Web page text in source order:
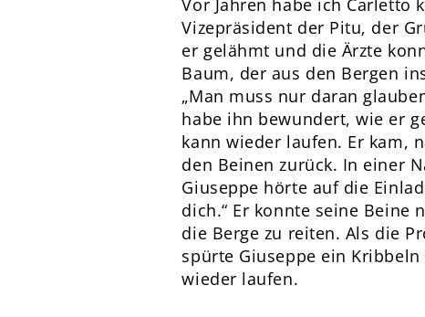
Vor Jahren habe ich Carletto
Vizepräsident der Pitu, der
er gelähmt und die Ärzte
Baum, der aus den Bergen
„Man muss nur daran
habe ihn bewundert, wie er
kann wieder laufen. Er kam,
den Beinen zurück. In einer
Giuseppe hörte auf die
dich.“ Er konnte seine Beine
die Berge zu reiten. Als die
spürte Giuseppe ein
wieder laufen.